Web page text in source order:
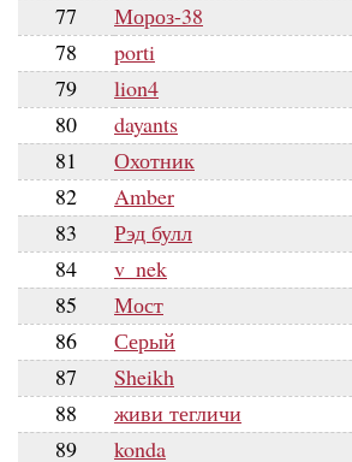
77
Мороз-38
78
porti
79
lion4
80
dayants
81
Охотник
82
Amber
83
Рэд булл
84
v_nek
85
Мост
86
Серый
87
Sheikh
88
живи тегличи
89
konda